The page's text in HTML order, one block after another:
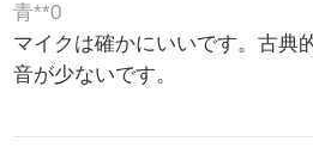
青**0
マイクは確かにいいです。古典
音が少ないです。